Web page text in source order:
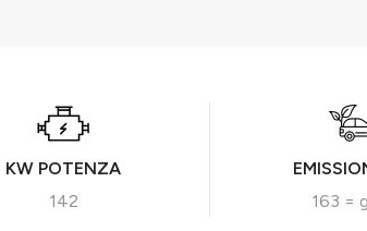
KW POTENZA
142
163 =